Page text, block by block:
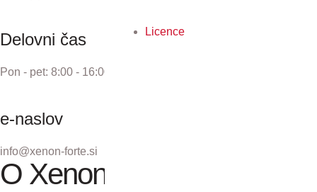
Licence
Delovni čas
Pon - pet: 8:00 - 16:00
e-naslov
info@xenon-forte.si
O Xenon forte